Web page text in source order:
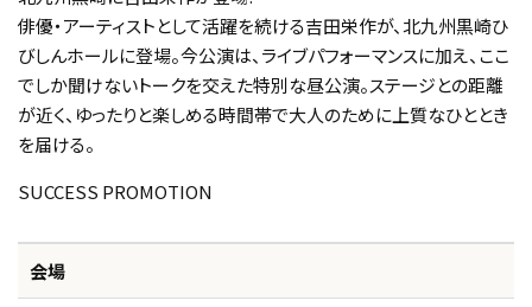
俳優・アーティストとして活躍を続ける吉田栄作が、北九州黒崎ひ
びしんホールに登場。今公演は、ライブパフォーマンスに加え、ここ
でしか聞けないトークを交えた特別な昼公演。ステージとの距離
が近く、ゆったりと楽しめる時間帯で大人のために上質なひととき
を届ける。
SUCCESS PROMOTION
会場